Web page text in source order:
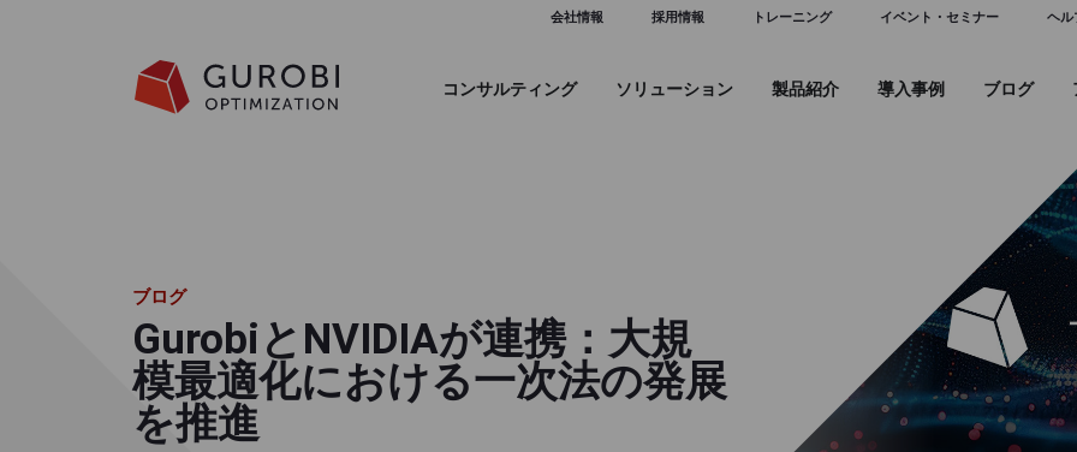
コンサルティング ソリューション 製品紹介 導入事例 ブログ​
会社情報 採用情報 トレーニング イベント・セミナー ヘル
ブログ
GurobiとNVIDIAが連携：大規
模最適化における一次法の発展
を推進